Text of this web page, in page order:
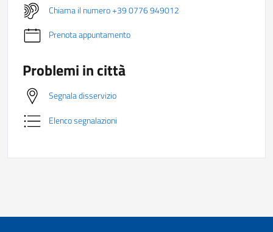
Chiama il numero +39 0776 949012
Prenota appuntamento
Problemi in città
Segnala disservizio
Elenco segnalazioni